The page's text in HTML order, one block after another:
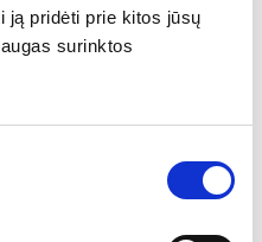
ją pridėti prie kitos jūsų
surinktos